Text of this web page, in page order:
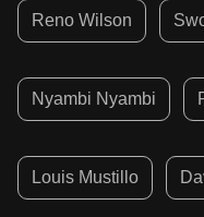
Reno Wilson
Nyambi Nyambi
Louis Mustillo